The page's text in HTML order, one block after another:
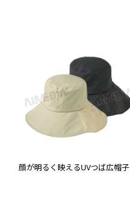
顔が明るく映えるUVつば広帽子